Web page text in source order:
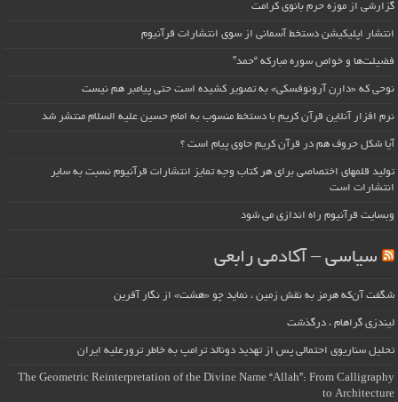
گزارشی از موزه حرم بانوی کرامت
انتشار اپلیکیشن دستخط آسمانی از سوی انتشارات قرآنیوم
فضیلت‌ها و خواص سوره مبارکه “حمد”
نوحی که «دارِن آرونوفسکی» به تصویر کشیده است حتی پیامبر هم نیست
نرم افزار آنلاین قرآن کریم با دستخط منسوب به امام حسین علیه السلام منتشر شد
آیا شکل حروف هم در قرآن کریم حاوی پیام است ؟
تولید قلمهای اختصاصی برای هر کتاب وجه تمایز انتشارات قرآنیوم نسبت به سایر
انتشارات است
وبسایت قرآنیوم راه اندازی می شود
سیاسی – آکادمی رابعی
شگفت آن‌که هرمز به نقش زمین ، نماید چو «هشت» از نگار آفرین
لیندزی گراهام ، درگذشت
تحلیل سناریوی احتمالی پس از تهدید دونالد ترامپ به خاطر ترورعلیه ایران
The Geometric Reinterpretation of the Divine Name “Allah”: From Calligraphy
to Architecture